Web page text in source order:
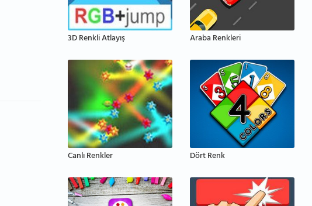
3D Renkli Atlayış Araba Renkleri
Canlı Renkler Dört Renk